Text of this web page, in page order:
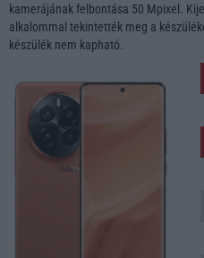
kamerájának felbontása 50 Mpixel.
alkalommal tekintették meg a
készülék nem kapható.